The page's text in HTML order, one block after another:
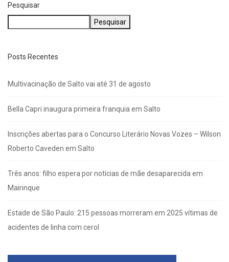
Pesquisar
Pesquisar
Posts Recentes
Multivacinação de Salto vai até 31 de agosto
Bella Capri inaugura primeira franquia em Salto
Inscrições abertas para o Concurso Literário Novas Vozes – Wilson
Roberto Caveden em Salto
Três anos: filho espera por notícias de mãe desaparecida em
Mairinque
Estade de São Paulo: 215 pessoas morreram em 2025 vítimas de
acidentes de linha com cerol